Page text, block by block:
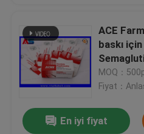
ACE
baskı
MOQ：
Fiyat：
En iyi fiyat